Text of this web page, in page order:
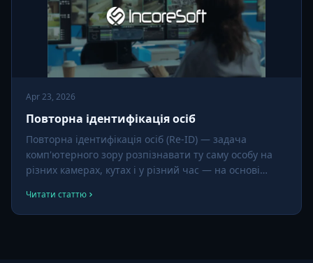
Apr 23, 2026
Повторна ідентифікація осіб
Повторна ідентифікація осіб (Re-ID) — задача
комп'ютерного зору розпізнавати ту саму особу на
різних камерах, кутах і у різний час — на основі
слідкувати за об'єктом інтересу по всій мережі камер
без повноцінного розпізнавання облич.
Читати статтю